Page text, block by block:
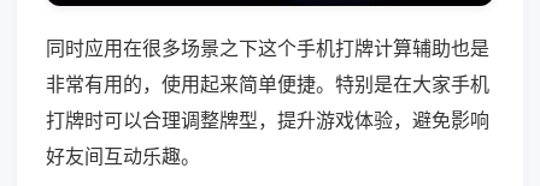
同时应用在很多场景之下这个手机打牌计算辅助也是
非常有用的，使用起来简单便捷。特别是在大家手机
打牌时可以合理调整牌型，提升游戏体验，避免影响
好友间互动乐趣。